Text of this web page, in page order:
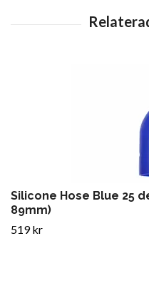
Silicone Hose Blue 25
89mm)
519 kr